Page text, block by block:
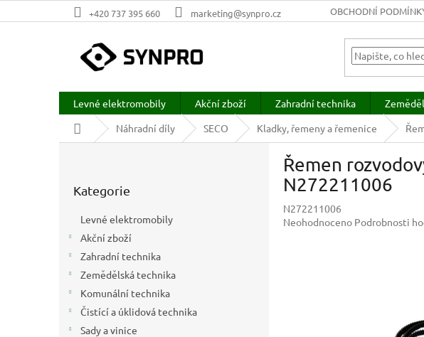
na
+420 737 395 660 marketing@synpro.cz OBCHODNÍ
Levné elektromobily Akční zboží Zahradní technika
Domů
Náhradní díly SECO Kladky, řemeny a řemenice
kategorie
Kategorie
Levné elektromobily
Akční zboží
Zahradní technika
Zemědělská technika
Komunální technika
Čistící a úklidová technika
Sady a vinice
Řemen
N272211006
N272211006
Průměrné
Neohodnoceno Podrobnosti